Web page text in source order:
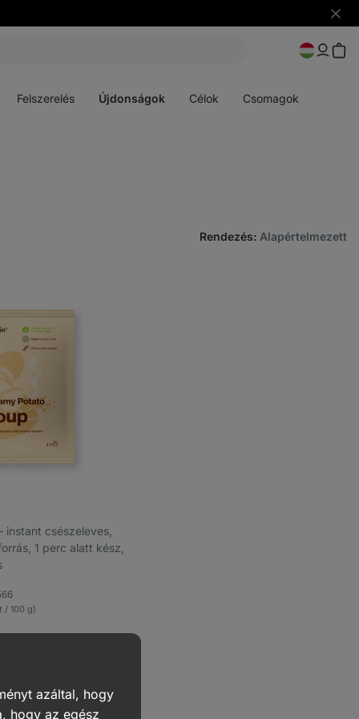
Felszerelés Újdonságok Célok Csomagok
Rendezés: Alapértelmezett
instant csészeleves,
1 perc alatt kész,
/ 100 g)
azáltal, hogy
hogy az egész